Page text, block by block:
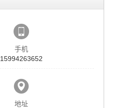
手机
15994263652
地址